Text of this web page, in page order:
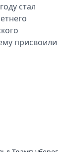
стал
присвоили